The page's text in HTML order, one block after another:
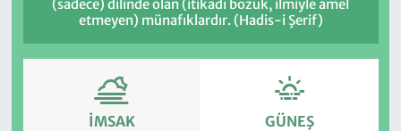
(sadece) dilinde olan (itikadı bozuk, ilmiyle amel
etmeyen) münafıklardır. (Hadis-i Şerif)
İMSAK GÜNEŞ